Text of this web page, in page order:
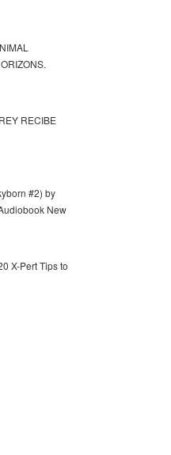
RECIBE
#2) by
New
X-Pert Tips to